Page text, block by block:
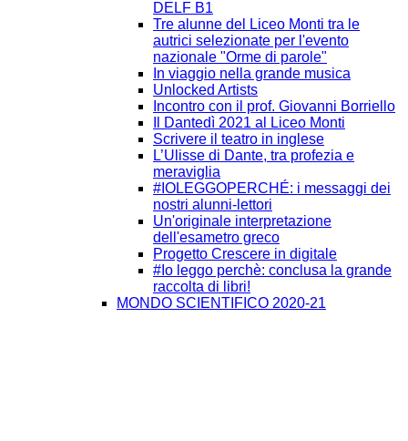
DELF B1
Tre alunne del Liceo Monti tra le
autrici selezionate per l'evento
nazionale "Orme di parole"
In viaggio nella grande musica
Unlocked Artists
Incontro con il prof. Giovanni Borriello
Il Dantedì 2021 al Liceo Monti
Scrivere il teatro in inglese
L’Ulisse di Dante, tra profezia e
meraviglia
#IOLEGGOPERCHÉ: i messaggi dei
nostri alunni-lettori
Un'originale interpretazione
dell'esametro greco
Progetto Crescere in digitale
#Io leggo perchè: conclusa la grande
raccolta di libri!
MONDO SCIENTIFICO 2020-21